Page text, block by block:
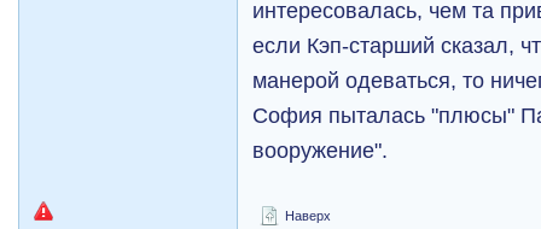
интересовалась, чем та
если Кэп-старший сказал,
манерой одеваться, то
София пыталась "плюсы"
вооружение".
Наверх